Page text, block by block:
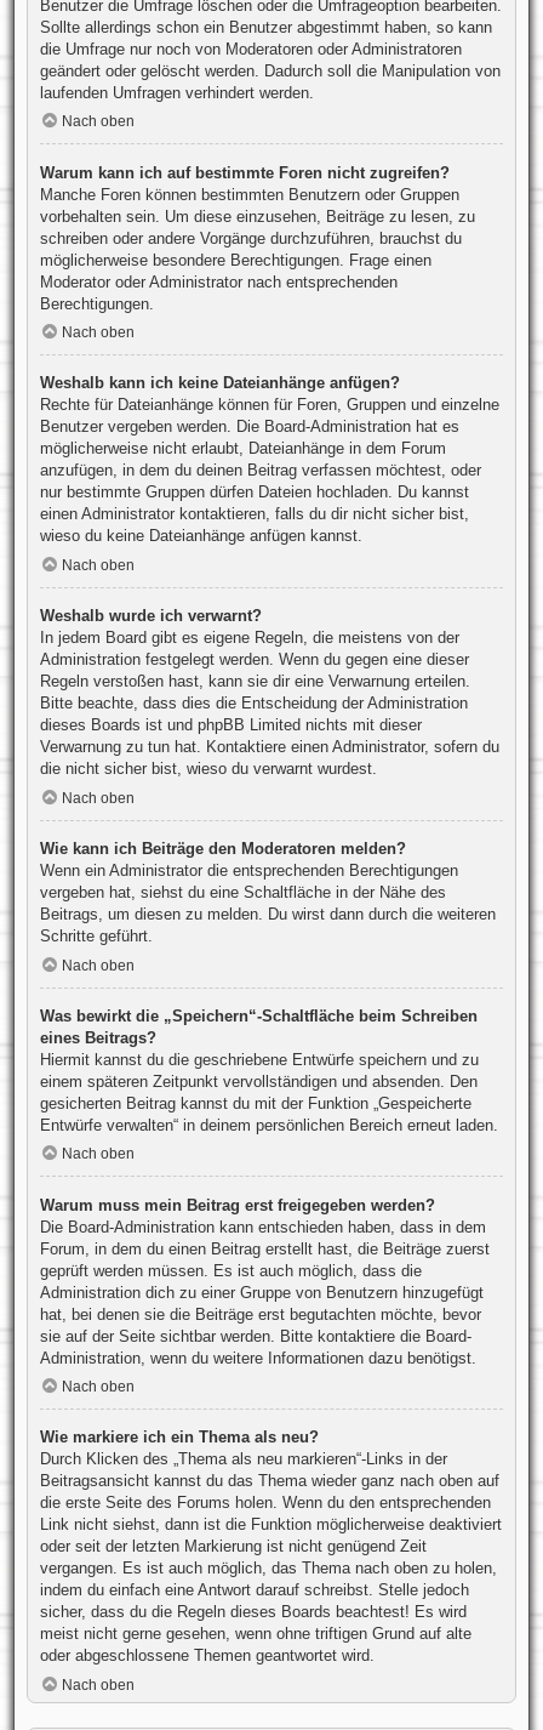
Benutzer die Umfrage löschen oder die Umfrageoption bearbeiten.
Sollte allerdings schon ein Benutzer abgestimmt haben, so kann
die Umfrage nur noch von Moderatoren oder Administratoren
geändert oder gelöscht werden. Dadurch soll die Manipulation von
laufenden Umfragen verhindert werden.
Nach oben
Warum kann ich auf bestimmte Foren nicht zugreifen?
Manche Foren können bestimmten Benutzern oder Gruppen
vorbehalten sein. Um diese einzusehen, Beiträge zu lesen, zu
schreiben oder andere Vorgänge durchzuführen, brauchst du
möglicherweise besondere Berechtigungen. Frage einen
Moderator oder Administrator nach entsprechenden
Berechtigungen.
Nach oben
Weshalb kann ich keine Dateianhänge anfügen?
Rechte für Dateianhänge können für Foren, Gruppen und einzelne
Benutzer vergeben werden. Die Board-Administration hat es
möglicherweise nicht erlaubt, Dateianhänge in dem Forum
anzufügen, in dem du deinen Beitrag verfassen möchtest, oder
nur bestimmte Gruppen dürfen Dateien hochladen. Du kannst
einen Administrator kontaktieren, falls du dir nicht sicher bist,
wieso du keine Dateianhänge anfügen kannst.
Nach oben
Weshalb wurde ich verwarnt?
In jedem Board gibt es eigene Regeln, die meistens von der
Administration festgelegt werden. Wenn du gegen eine dieser
Regeln verstoßen hast, kann sie dir eine Verwarnung erteilen.
Bitte beachte, dass dies die Entscheidung der Administration
dieses Boards ist und phpBB Limited nichts mit dieser
Verwarnung zu tun hat. Kontaktiere einen Administrator, sofern du
die nicht sicher bist, wieso du verwarnt wurdest.
Nach oben
Wie kann ich Beiträge den Moderatoren melden?
Wenn ein Administrator die entsprechenden Berechtigungen
vergeben hat, siehst du eine Schaltfläche in der Nähe des
Beitrags, um diesen zu melden. Du wirst dann durch die weiteren
Schritte geführt.
Nach oben
Was bewirkt die „Speichern“-Schaltfläche beim Schreiben
eines Beitrags?
Hiermit kannst du die geschriebene Entwürfe speichern und zu
einem späteren Zeitpunkt vervollständigen und absenden. Den
gesicherten Beitrag kannst du mit der Funktion „Gespeicherte
Entwürfe verwalten“ in deinem persönlichen Bereich erneut laden.
Nach oben
Warum muss mein Beitrag erst freigegeben werden?
Die Board-Administration kann entschieden haben, dass in dem
Forum, in dem du einen Beitrag erstellt hast, die Beiträge zuerst
geprüft werden müssen. Es ist auch möglich, dass die
Administration dich zu einer Gruppe von Benutzern hinzugefügt
hat, bei denen sie die Beiträge erst begutachten möchte, bevor
sie auf der Seite sichtbar werden. Bitte kontaktiere die Board-
Administration, wenn du weitere Informationen dazu benötigst.
Nach oben
Wie markiere ich ein Thema als neu?
Durch Klicken des „Thema als neu markieren“-Links in der
Beitragsansicht kannst du das Thema wieder ganz nach oben auf
die erste Seite des Forums holen. Wenn du den entsprechenden
Link nicht siehst, dann ist die Funktion möglicherweise deaktiviert
oder seit der letzten Markierung ist nicht genügend Zeit
vergangen. Es ist auch möglich, das Thema nach oben zu holen,
indem du einfach eine Antwort darauf schreibst. Stelle jedoch
sicher, dass du die Regeln dieses Boards beachtest! Es wird
meist nicht gerne gesehen, wenn ohne triftigen Grund auf alte
oder abgeschlossene Themen geantwortet wird.
Nach oben